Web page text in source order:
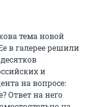
тема новой
в галерее решили
и
на вопросе:
Ответ на него